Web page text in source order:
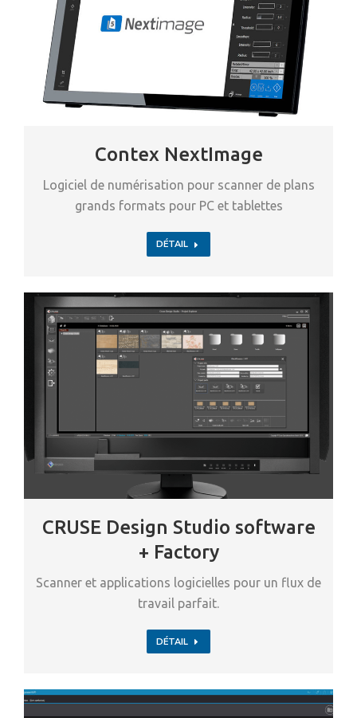
Contex NextImage
Logiciel de numérisation pour scanner de plans
grands formats pour PC et tablettes
DÉTAIL
CRUSE Design Studio software
+ Factory
Scanner et applications logicielles pour un flux de
travail parfait.
DÉTAIL